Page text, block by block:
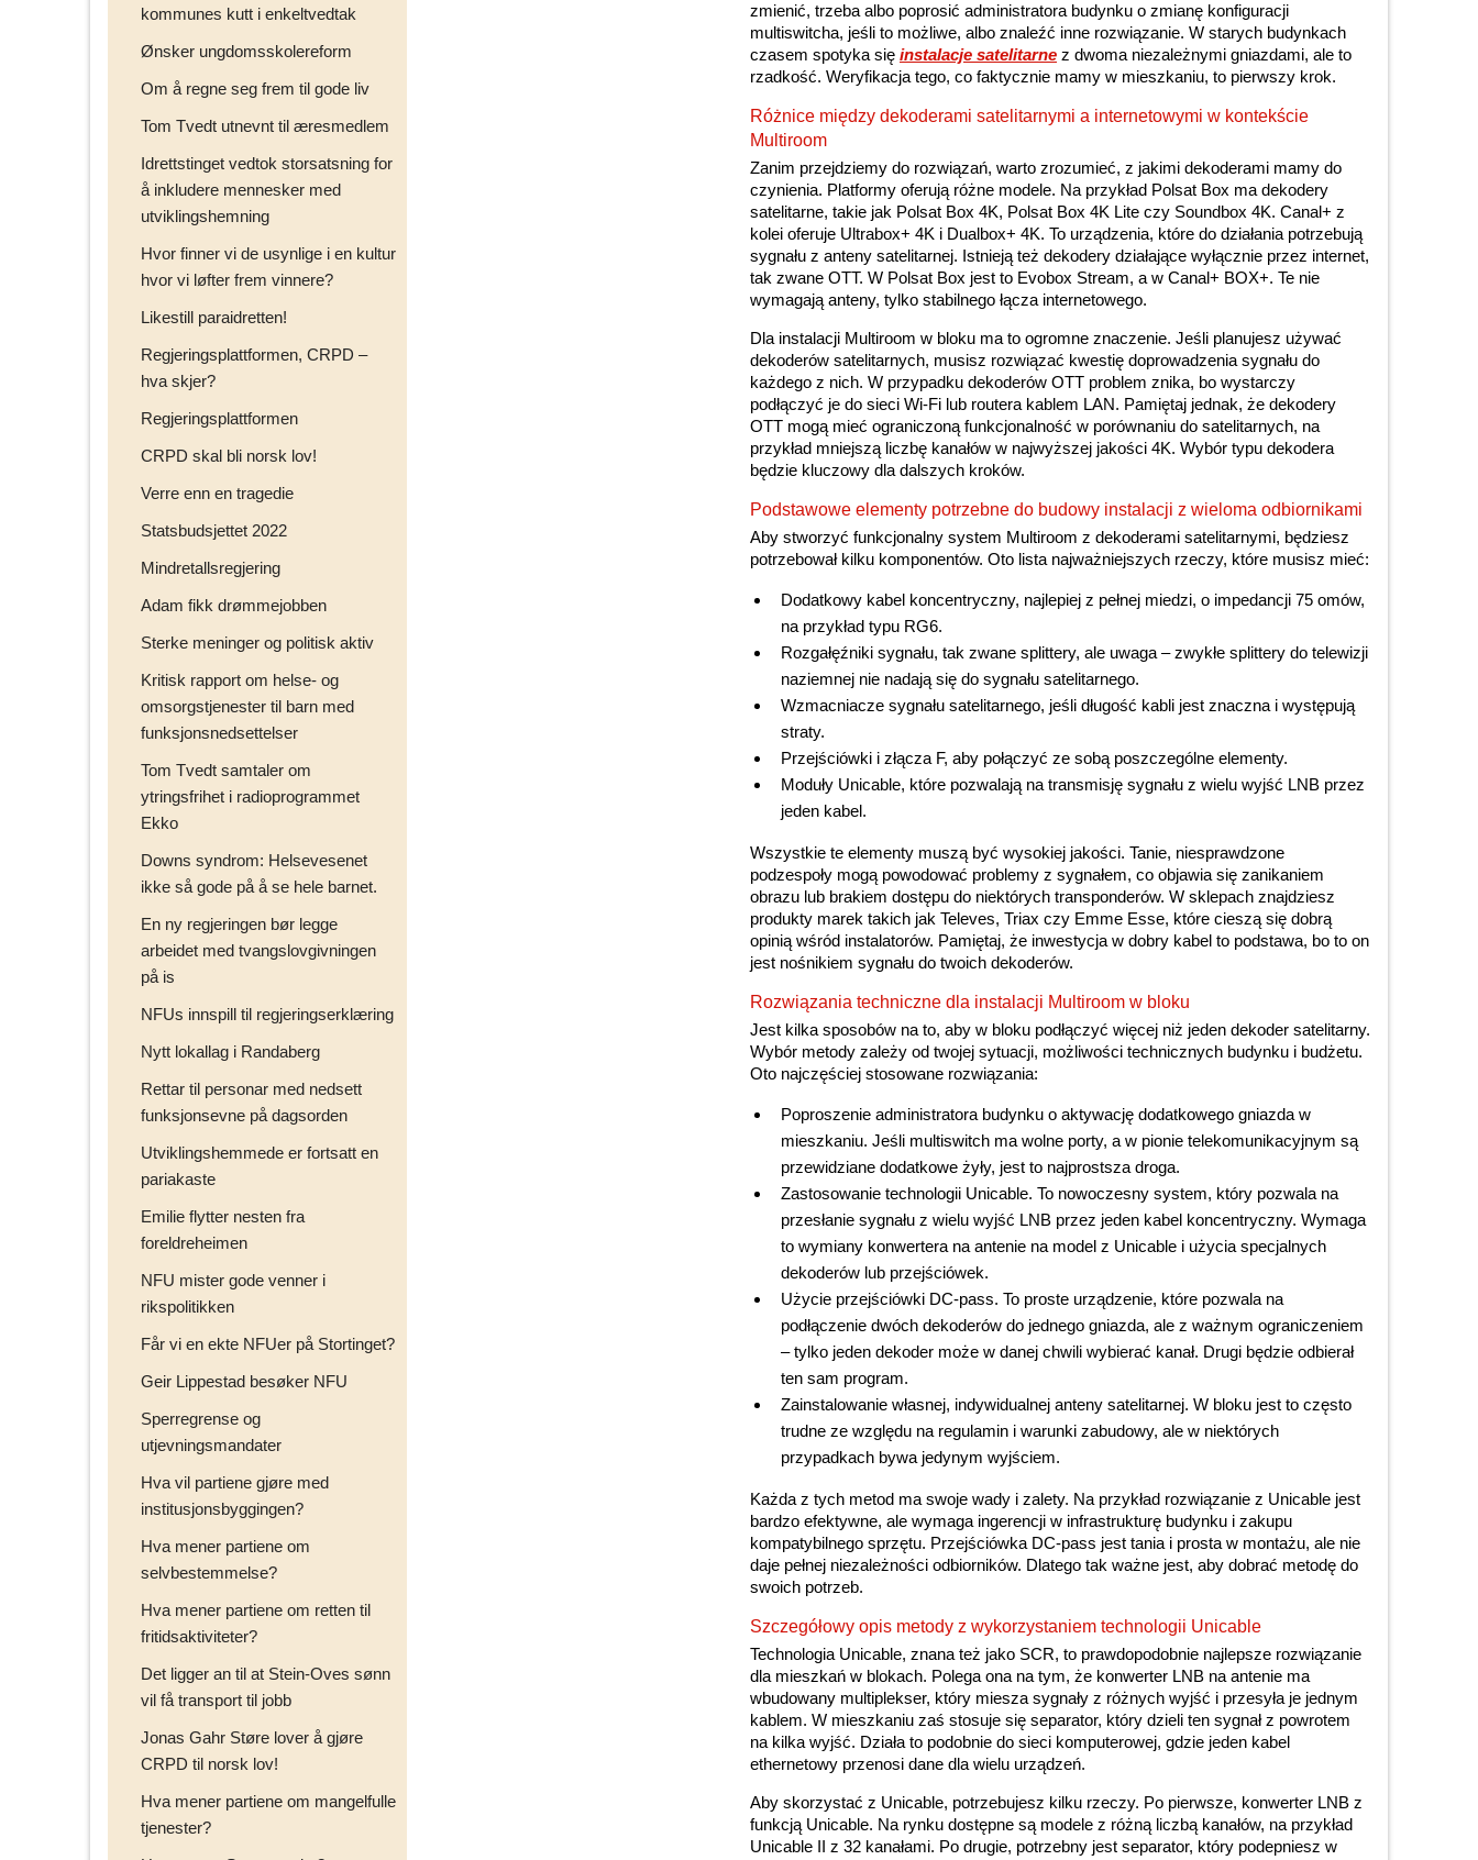
kommunes kutt i enkeltvedtak
Ønsker ungdomsskolereform
Om å regne seg frem til gode liv
Tom Tvedt utnevnt til æresmedlem
Idrettstinget vedtok storsatsning for
å inkludere mennesker med
utviklingshemning
Hvor finner vi de usynlige i en kultur
hvor vi løfter frem vinnere?
Likestill paraidretten!
Regjeringsplattformen, CRPD –
hva skjer?
Regjeringsplattformen
CRPD skal bli norsk lov!
Verre enn en tragedie
Statsbudsjettet 2022
Mindretallsregjering
Adam fikk drømmejobben
Sterke meninger og politisk aktiv
Kritisk rapport om helse- og
omsorgstjenester til barn med
funksjonsnedsettelser
Tom Tvedt samtaler om
ytringsfrihet i radioprogrammet
Ekko
Downs syndrom: Helsevesenet
ikke så gode på å se hele barnet.
En ny regjeringen bør legge
arbeidet med tvangslovgivningen
på is
NFUs innspill til regjeringserklæring
Nytt lokallag i Randaberg
Rettar til personar med nedsett
funksjonsevne på dagsorden
Utviklingshemmede er fortsatt en
pariakaste
Emilie flytter nesten fra
foreldreheimen
NFU mister gode venner i
rikspolitikken
Får vi en ekte NFUer på Stortinget?
Geir Lippestad besøker NFU
Sperregrense og
utjevningsmandater
Hva vil partiene gjøre med
institusjonsbyggingen?
Hva mener partiene om
selvbestemmelse?
Hva mener partiene om retten til
fritidsaktiviteter?
Det ligger an til at Stein-Oves sønn
vil få transport til jobb
Jonas Gahr Støre lover å gjøre
CRPD til norsk lov!
Hva mener partiene om mangelfulle
tjenester?
zmienić, trzeba albo poprosić administratora budynku o zmianę konfiguracji
multiswitcha, jeśli to możliwe, albo znaleźć inne rozwiązanie. W starych budynkach
czasem spotyka się instalacje satelitarne z dwoma niezależnymi gniazdami, ale to
rzadkość. Weryfikacja tego, co faktycznie mamy w mieszkaniu, to pierwszy krok.
Różnice między dekoderami satelitarnymi a internetowymi w kontekście
Multiroom
Zanim przejdziemy do rozwiązań, warto zrozumieć, z jakimi dekoderami mamy do
czynienia. Platformy oferują różne modele. Na przykład Polsat Box ma dekodery
satelitarne, takie jak Polsat Box 4K, Polsat Box 4K Lite czy Soundbox 4K. Canal+ z
kolei oferuje Ultrabox+ 4K i Dualbox+ 4K. To urządzenia, które do działania potrzebują
sygnału z anteny satelitarnej. Istnieją też dekodery działające wyłącznie przez internet,
tak zwane OTT. W Polsat Box jest to Evobox Stream, a w Canal+ BOX+. Te nie
wymagają anteny, tylko stabilnego łącza internetowego.
Dla instalacji Multiroom w bloku ma to ogromne znaczenie. Jeśli planujesz używać
dekoderów satelitarnych, musisz rozwiązać kwestię doprowadzenia sygnału do
każdego z nich. W przypadku dekoderów OTT problem znika, bo wystarczy
podłączyć je do sieci Wi-Fi lub routera kablem LAN. Pamiętaj jednak, że dekodery
OTT mogą mieć ograniczoną funkcjonalność w porównaniu do satelitarnych, na
przykład mniejszą liczbę kanałów w najwyższej jakości 4K. Wybór typu dekodera
będzie kluczowy dla dalszych kroków.
Podstawowe elementy potrzebne do budowy instalacji z wieloma odbiornikami
Aby stworzyć funkcjonalny system Multiroom z dekoderami satelitarnymi, będziesz
potrzebował kilku komponentów. Oto lista najważniejszych rzeczy, które musisz mieć:
Dodatkowy kabel koncentryczny, najlepiej z pełnej miedzi, o impedancji 75 omów,
na przykład typu RG6.
Rozgałęźniki sygnału, tak zwane splittery, ale uwaga – zwykłe splittery do telewizji
naziemnej nie nadają się do sygnału satelitarnego.
Wzmacniacze sygnału satelitarnego, jeśli długość kabli jest znaczna i występują
straty.
Przejściówki i złącza F, aby połączyć ze sobą poszczególne elementy.
Moduły Unicable, które pozwalają na transmisję sygnału z wielu wyjść LNB przez
jeden kabel.
Wszystkie te elementy muszą być wysokiej jakości. Tanie, niesprawdzone
podzespoły mogą powodować problemy z sygnałem, co objawia się zanikaniem
obrazu lub brakiem dostępu do niektórych transponderów. W sklepach znajdziesz
produkty marek takich jak Televes, Triax czy Emme Esse, które cieszą się dobrą
opinią wśród instalatorów. Pamiętaj, że inwestycja w dobry kabel to podstawa, bo to on
jest nośnikiem sygnału do twoich dekoderów.
Rozwiązania techniczne dla instalacji Multiroom w bloku
Jest kilka sposobów na to, aby w bloku podłączyć więcej niż jeden dekoder satelitarny.
Wybór metody zależy od twojej sytuacji, możliwości technicznych budynku i budżetu.
Oto najczęściej stosowane rozwiązania:
Poproszenie administratora budynku o aktywację dodatkowego gniazda w
mieszkaniu. Jeśli multiswitch ma wolne porty, a w pionie telekomunikacyjnym są
przewidziane dodatkowe żyły, jest to najprostsza droga.
Zastosowanie technologii Unicable. To nowoczesny system, który pozwala na
przesłanie sygnału z wielu wyjść LNB przez jeden kabel koncentryczny. Wymaga
to wymiany konwertera na antenie na model z Unicable i użycia specjalnych
dekoderów lub przejściówek.
Użycie przejściówki DC-pass. To proste urządzenie, które pozwala na
podłączenie dwóch dekoderów do jednego gniazda, ale z ważnym ograniczeniem
– tylko jeden dekoder może w danej chwili wybierać kanał. Drugi będzie odbierał
ten sam program.
Zainstalowanie własnej, indywidualnej anteny satelitarnej. W bloku jest to często
trudne ze względu na regulamin i warunki zabudowy, ale w niektórych
przypadkach bywa jedynym wyjściem.
Każda z tych metod ma swoje wady i zalety. Na przykład rozwiązanie z Unicable jest
bardzo efektywne, ale wymaga ingerencji w infrastrukturę budynku i zakupu
kompatybilnego sprzętu. Przejściówka DC-pass jest tania i prosta w montażu, ale nie
daje pełnej niezależności odbiorników. Dlatego tak ważne jest, aby dobrać metodę do
swoich potrzeb.
Szczegółowy opis metody z wykorzystaniem technologii Unicable
Technologia Unicable, znana też jako SCR, to prawdopodobnie najlepsze rozwiązanie
dla mieszkań w blokach. Polega ona na tym, że konwerter LNB na antenie ma
wbudowany multiplekser, który miesza sygnały z różnych wyjść i przesyła je jednym
kablem. W mieszkaniu zaś stosuje się separator, który dzieli ten sygnał z powrotem
na kilka wyjść. Działa to podobnie do sieci komputerowej, gdzie jeden kabel
ethernetowy przenosi dane dla wielu urządzeń.
Aby skorzystać z Unicable, potrzebujesz kilku rzeczy. Po pierwsze, konwerter LNB z
funkcją Unicable. Na rynku dostępne są modele z różną liczbą kanałów, na przykład
Unicable II z 32 kanałami. Po drugie, potrzebny jest separator, który podepniesz w